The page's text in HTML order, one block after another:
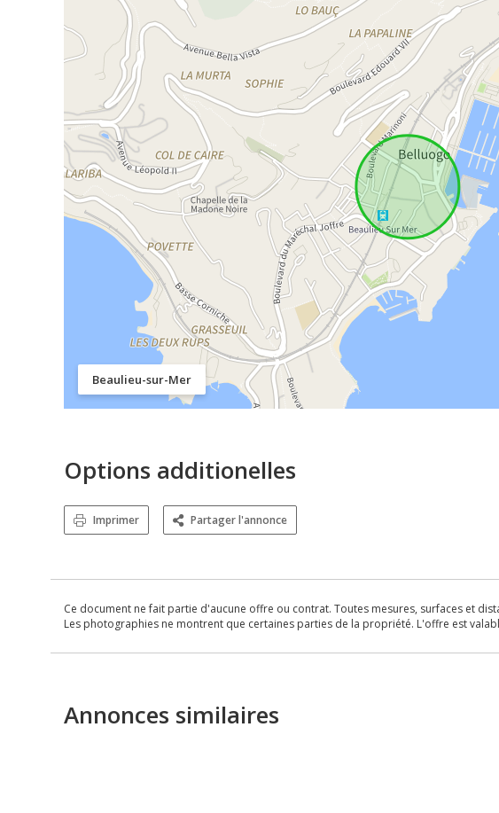
Beaulieu-sur-Mer
Options additionelles
Imprimer Partager l'annonce
Ce document ne fait partie d'aucune offre ou contrat. Toutes mesures, surfaces et
Les photographies ne montrent que certaines parties de la propriété. L'offre est
Annonces similaires